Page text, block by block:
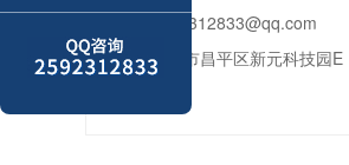
2592312833@qq.com
地址：北京市昌平区新元科技园E